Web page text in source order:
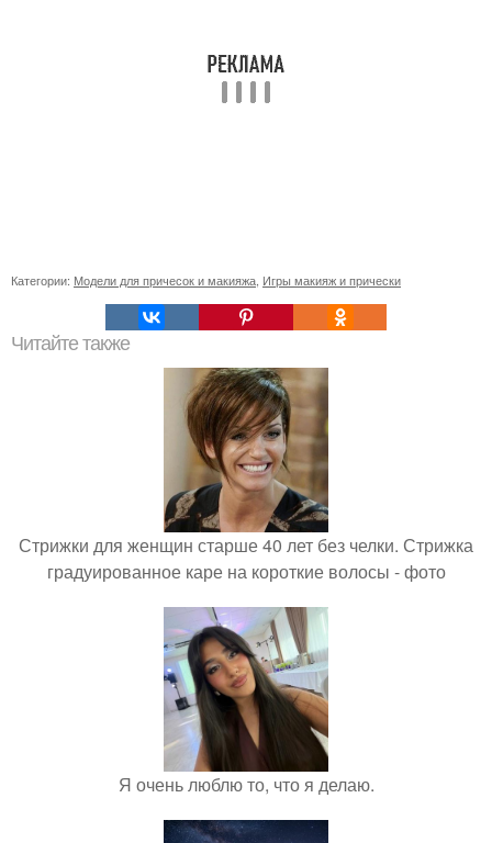
Категории: Модели для причесок и макияжа Игры макияж и прически
Читайте также
Стрижки для женщин старше 40 лет без челки. Стрижка
градуированное каре на короткие волосы - фото
Я очень люблю то, что я делаю.